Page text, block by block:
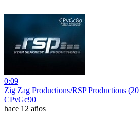
0:09
Zig Zag Productions/RSP Productions
CPvGc90
hace 12 años